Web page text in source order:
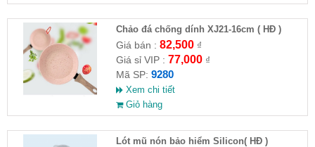
Chảo đá chống dính XJ21-16cm ( HĐ )
Giá bán : 82,500₫
Giá sỉ VIP : 77,000₫
Mã SP: 9280
Xem chi tiết
Giỏ hàng
Lót mũ nón bảo hiểm Silicon( HĐ )